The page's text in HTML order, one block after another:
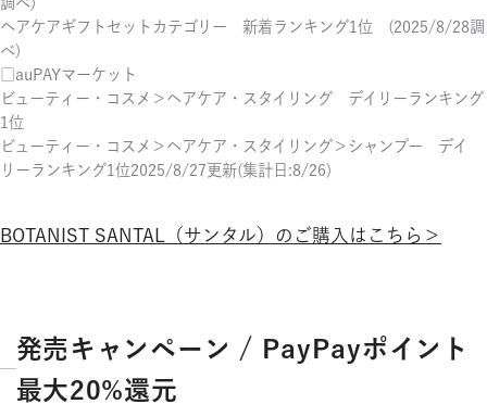
ヘアケアギフトセットカテゴリー 新着ランキング1位 (2025/8/28調
べ)
□auPAYマーケット
ビューティー・コスメ＞ヘアケア・スタイリング デイリーランキング
1位
ビューティー・コスメ＞ヘアケア・スタイリング＞シャンプー デイ
リーランキング1位2025/8/27更新(集計日:8/26)
BOTANIST SANTAL（サンタル）のご購入はこちら＞
発売キャンペーン / PayPayポイント
最大20%還元